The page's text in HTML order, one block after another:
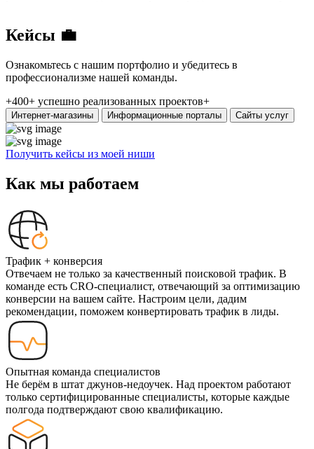
Кейсы 💼
Ознакомьтесь с нашим портфолио и убедитесь в
профессионализме нашей команды.
+400+ успешно реализованных проектов+
Интернет-магазины Информационные порталы Сайты услуг
Получить кейсы из моей ниши
Как мы работаем
Трафик + конверсия
Отвечаем не только за качественный поисковой трафик. В
команде есть CRO-специалист, отвечающий за оптимизацию
конверсии на вашем сайте. Настроим цели, дадим
рекомендации, поможем конвертировать трафик в лиды.
Опытная команда специалистов
Не берём в штат джунов-недоучек. Над проектом работают
только сертифицированные специалисты, которые каждые
полгода подтверждают свою квалификацию.